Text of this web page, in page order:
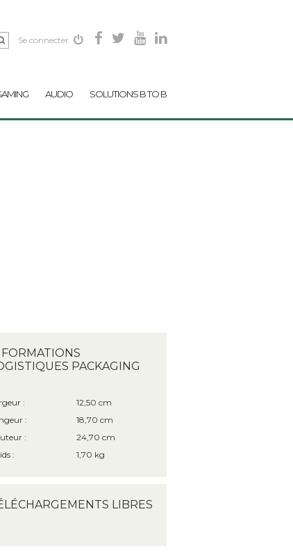
Se connecter
AUDIO SOLUTIONS B TO B
PACKAGING
:
12,50 cm
:
18,70 cm
:
24,70 cm
:
1,70 kg
LIBRES